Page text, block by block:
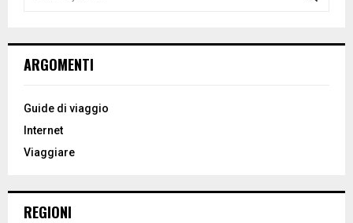
h
o
:
ARGOMENTI
Guide di viaggio
Internet
Viaggiare
REGIONI